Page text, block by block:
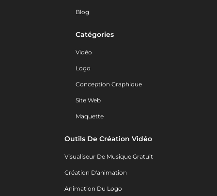
Blog
Catégories
Vidéo
Logo
Conception Graphique
Site Web
Maquette
Outils De Création Vidéo
Visualiseur De Musique Gratuit
Création D'animation
Animation Du Logo